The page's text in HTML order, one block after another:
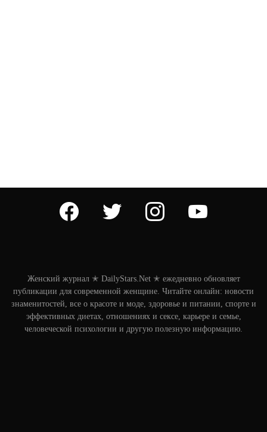
facebook twitter instagram
Женский журнал ✭ DailyStars.Net ✭ ежедневно обновляет
публикации для современной женщине. Читайте онлайн: новости
знаменитостей, все о красоте и моде, здоровье и питании, спорте и
эффективных диетах, отношениях и сексе, карьере и семье,
человеческой психологии и другую полезную информацию.